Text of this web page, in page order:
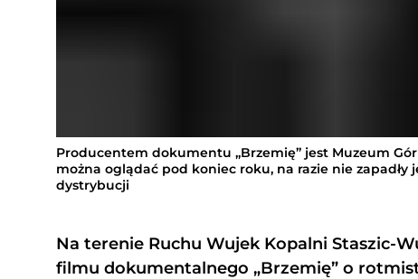
Producentem dokumentu „Brzemię” jest Muzeum
można oglądać pod koniec roku, na razie nie zapadły
dystrybucji
Na terenie Ruchu Wujek Kopalni Staszic-
filmu dokumentalnego „Brzemię” o